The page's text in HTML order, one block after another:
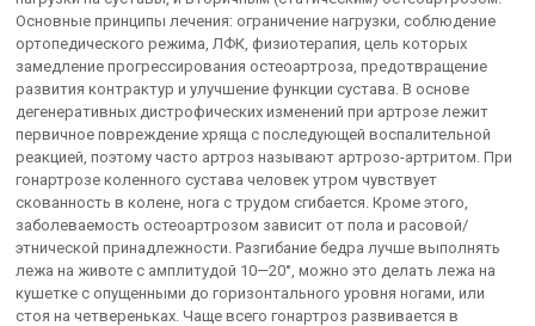
Основные принципы лечения: ограничение нагрузки, соблюдение
ортопедического режима, ЛФК, физиотерапия, цель которых
замедление прогрессирования остеоартроза, предотвращение
развития контрактур и улучшение функции сустава. В основе
дегенеративных дистрофических изменений при артрозе лежит
первичное повреждение хряща с последующей воспалительной
реакцией, поэтому часто артроз называют артрозо-артритом. При
гонартрозе коленного сустава человек утром чувствует
скованность в колене, нога с трудом сгибается. Кроме этого,
заболеваемость остеоартрозом зависит от пола и расовой/
этнической принадлежности. Разгибание бедра лучше выполнять
лежа на животе с амплитудой 10—20°, можно это делать лежа на
кушетке с опущенными до горизонтального уровня ногами, или
стоя на четвереньках. Чаще всего гонартроз развивается в